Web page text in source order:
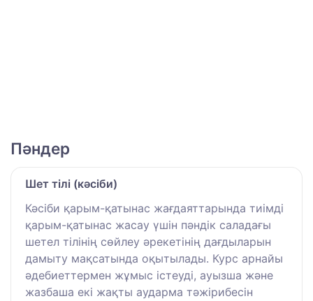
Пәндер
Шет тілі (кәсіби)
Кәсіби қарым-қатынас жағдаяттарында тиімді
қарым-қатынас жасау үшін пәндік саладағы
шетел тілінің сөйлеу әрекетінің дағдыларын
дамыту мақсатында оқытылады. Курс арнайы
әдебиеттермен жұмыс істеуді, ауызша және
жазбаша екі жақты аударма тәжірибесін